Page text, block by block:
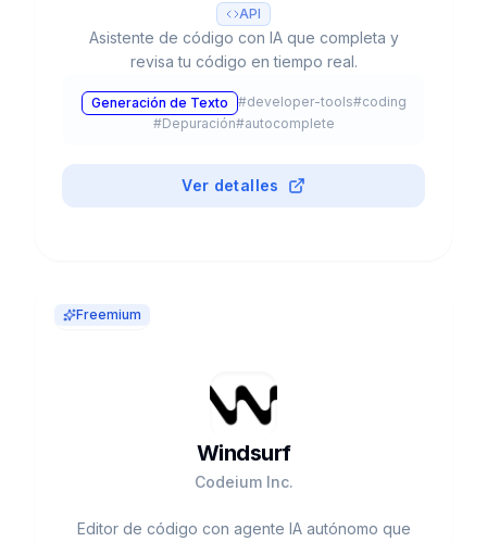
API
Asistente de código con IA que completa y
revisa tu código en tiempo real.
Generación de Texto #developer-tools#coding
#Depuración#autocomplete
Ver detalles
Freemium
Windsurf
Codeium Inc.
Editor de código con agente IA autónomo que